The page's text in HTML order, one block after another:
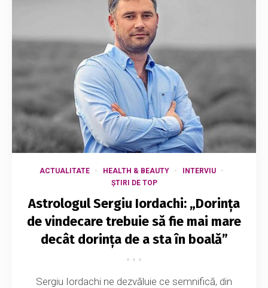
ACTUALITATE HEALTH & BEAUTY
INTERVIU
ȘTIRI DE TOP
Astrologul Sergiu Iordachi: „Dorința
de vindecare trebuie să fie mai mare
decât dorința de a sta în boală”
Sergiu Iordachi ne dezvăluie ce semnifică, din